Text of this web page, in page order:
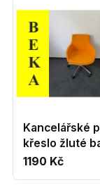
Kancelářské
křeslo žluté
1190 Kč